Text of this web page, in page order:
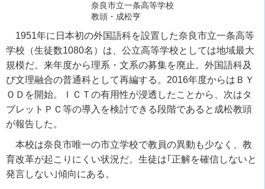
奈良市立一条高等学校
教頭・成松亨
1951年に日本初の外国語科を設置した奈良市立一条高等
学校（生徒数1080名）は、公立高等学校としては地域最大
規模だ。来年度から理系・文系の募集を廃止。外国語科及
び文理融合の普通科として再編する。2016年度からはＢＹ
ＯＤを開始。ＩＣＴの有用性が浸透したことから、次はタ
ブレットＰＣ等の導入を検討できる段階であると成松教頭
が報告した。
本校は奈良市唯一の市立学校で教員の異動も少なく、教
育改革が起こりにくい状況だ。生徒は｢正解を確信しないと
発言しない｣傾向にある。